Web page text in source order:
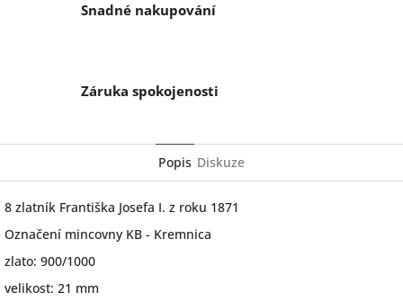
Snadné nakupování
Záruka spokojenosti
Popis Diskuze
8 zlatník Františka Josefa I. z roku 1871
Označení mincovny KB - Kremnica
zlato: 900/1000
velikost: 21 mm